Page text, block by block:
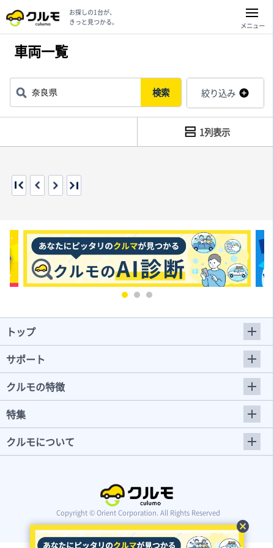
cancel
お探しの1台が、
きっと見つかる。
メニュー
車両一覧
検索 絞り込み
1列表示
トップ
サポート
クルモの特徴
特集
クルモについて
Copyright © Orient Corporation. All Rights Reserved